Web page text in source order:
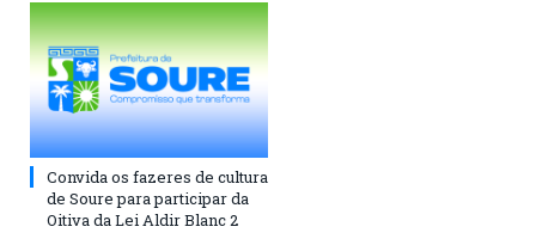
Convida os fazeres de cultura
de Soure para participar da
Oitiva da Lei Aldir Blanc 2